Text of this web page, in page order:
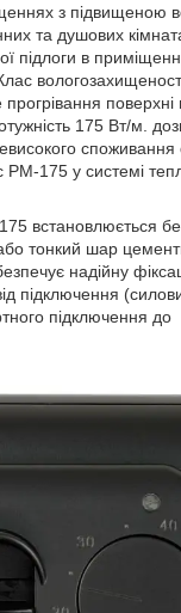
з підвищеною
та душових
підлоги в
поверхні
175 Вт/м.
споживання
175 у системі
встановлюється
тонкий шар
надійну
підключення
підключення до